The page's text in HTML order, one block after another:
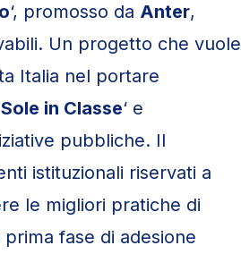
‘, promosso da Anter,
Un progetto che vuole
Italia nel portare
in Classe‘ e
pubbliche. Il
istituzionali riservati a
le migliori pratiche di
fase di adesione